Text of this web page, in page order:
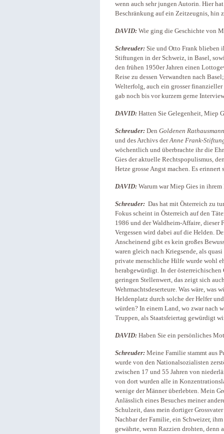
wenn auch sehr jungen Autorin. Hier
Beschränkung auf ein Zeitzeugnis, hin
DAVID: Wie ging die Geschichte von
Schreuder: Sie und Otto Frank blieben
Stiftungen in der Schweiz, in Basel,
den frühen 1950er Jahren einen
Reise zu dessen Verwandten nach
Welterfolg, auch ein grosser
gab noch bis vor kurzem gerne
DAVID: Hatten Sie Gelegenheit, Miep
Schreuder: Den Goldenen Rathausmann
und des Archivs derAnne Frank-
wöchentlich und überbrachte ihr die
Gies der aktuelle Rechtspopulismus,
Hetze grosse Angst machen. Es
DAVID: Warum war Miep Gies in
Schreuder: Das hat mit Österreich zu
Fokus scheint in Österreich auf den
1986 und der Waldheim-Affaire, dieser
Vergessen wird dabei auf die Helden.
Anscheinend gibt es kein großes
waren gleich nach Kriegsende, als
private menschliche Hilfe wurde wohl
herabgewürdigt. In der
geringen Stellenwert, das zeigt sich
Wehrmachtsdeserteure. Was wäre, was
Heldenplatz durch solche der Helfer
würden? In einem Land, wo zwar nach
Truppen, als Staatsfeiertag gewürdigt
DAVID: Haben Sie ein persönliches
Schreuder: Meine Familie stammt aus
wurde von den Nationalsozialisten
zwischen 17 und 55 Jahren von
von dort wurden alle in
wenige der Männer überlebten. Mein
Anlässlich eines Besuches meiner
Schulzeit, dass mein dortiger
Nachbar der Familie, ein Schweizer,
gewährte, wenn Razzien drohten, denn